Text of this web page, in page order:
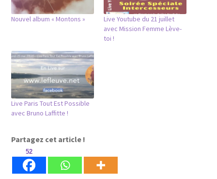
Nouvel album « Montons »
Live Youtube du 21 juillet
avec Mission Femme Lève-
toi !
Live Paris Tout Est Possible
avec Bruno Laffitte !
Partagez cet article !
52